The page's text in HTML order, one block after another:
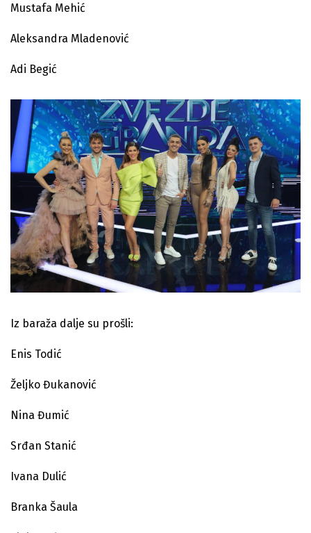
Mustafa Mehić
Aleksandra Mladenović
Adi Begić
Iz baraža dalje su prošli:
Enis Todić
Željko Đukanović
Nina Đumić
Srđan Stanić
Ivana Dulić
Branka Šaula